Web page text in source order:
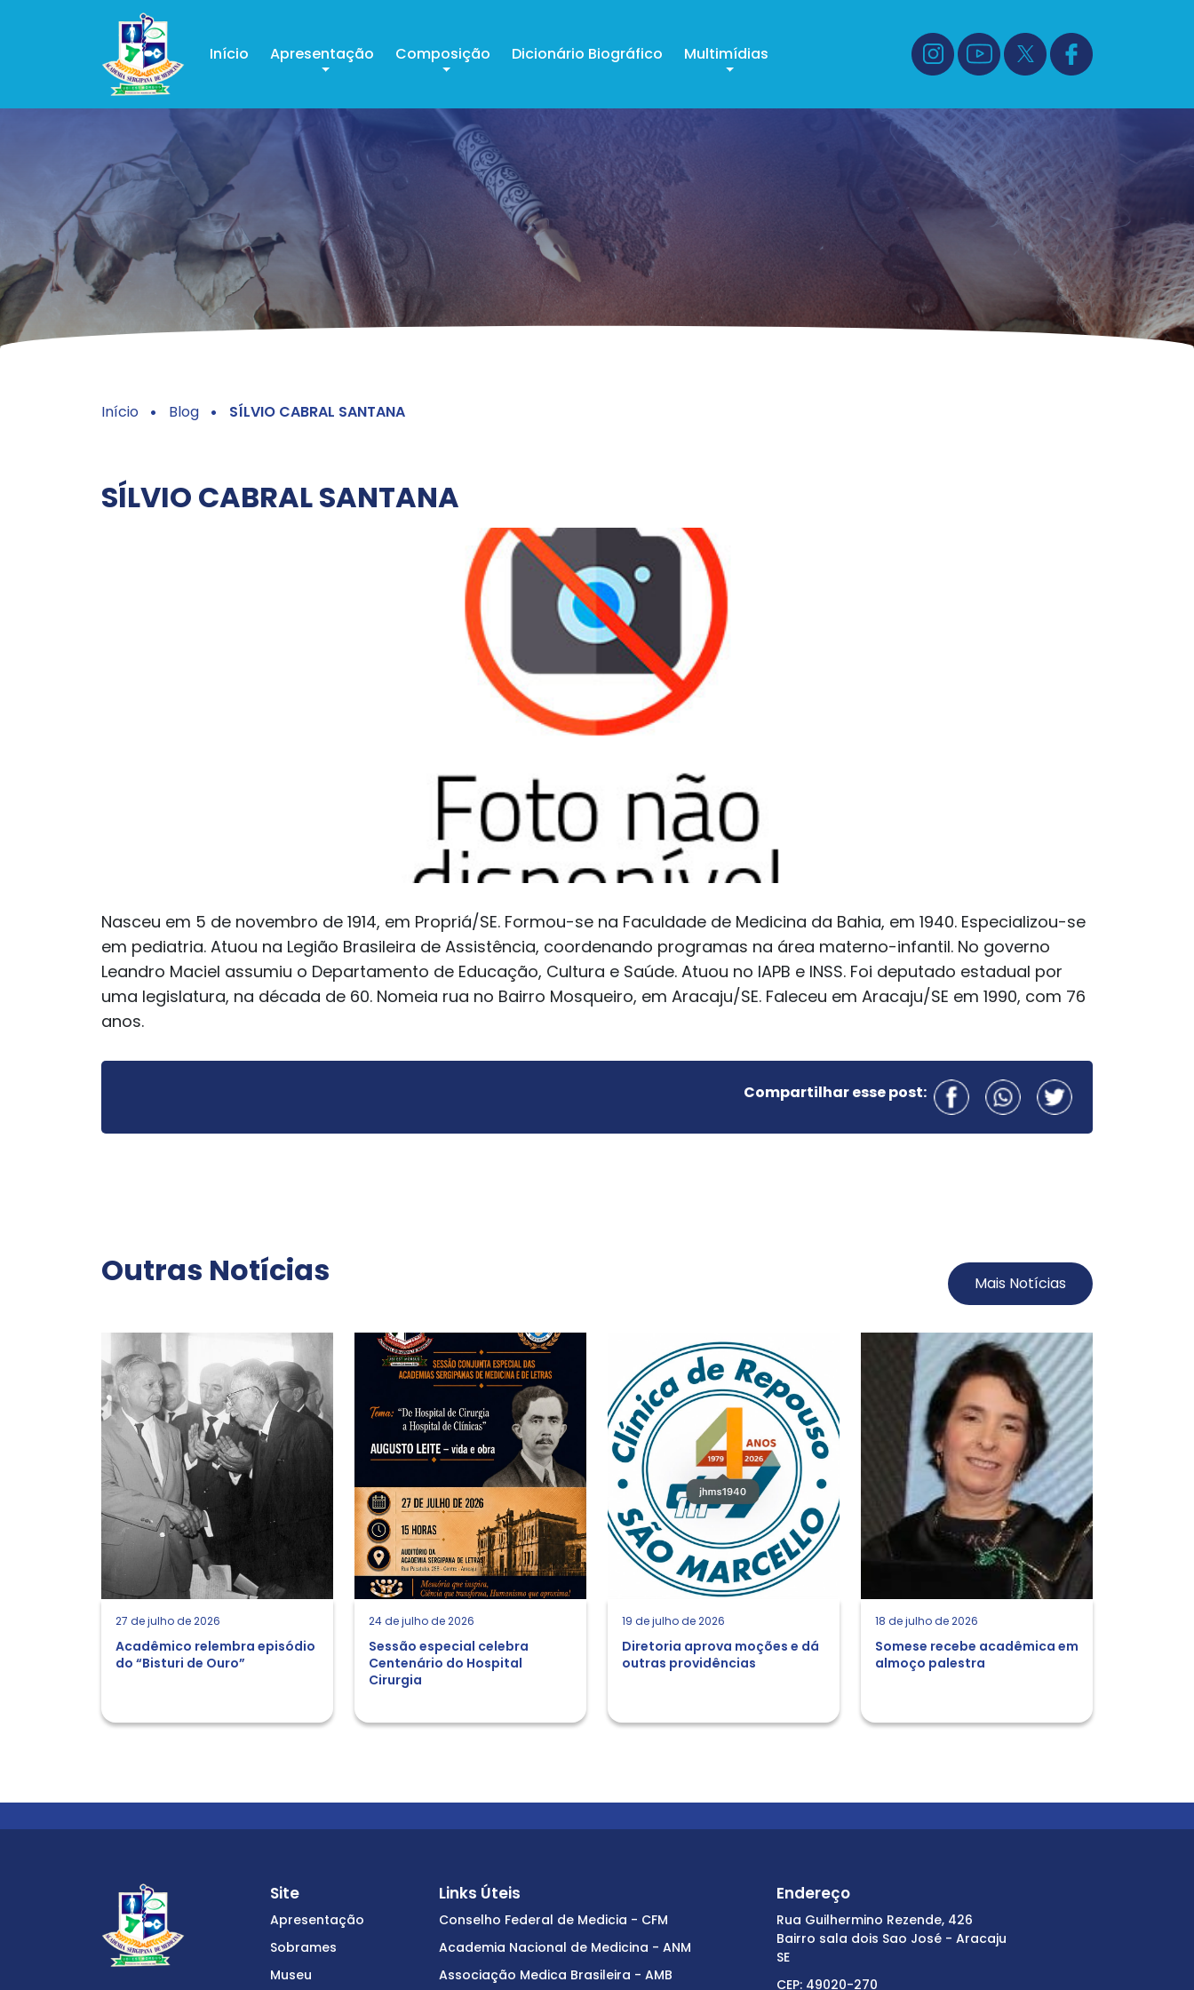
Início Apresentação Composição Dicionário Biográfico Multimídias
Início Blog SÍLVIO CABRAL SANTANA
SÍLVIO CABRAL SANTANA
Nasceu em 5 de novembro de 1914, em Propriá/SE. Formou-se na Faculdade de Medicina da Bahia, em 1940. Especializou-se
em pediatria. Atuou na Legião Brasileira de Assistência, coordenando programas na área materno-infantil. No governo
Leandro Maciel assumiu o Departamento de Educação, Cultura e Saúde. Atuou no IAPB e INSS. Foi deputado estadual por
uma legislatura, na década de 60. Nomeia rua no Bairro Mosqueiro, em Aracaju/SE. Faleceu em Aracaju/SE em 1990, com 76
anos.
Compartilhar esse post:
Outras Notícias Mais Notícias
27 de julho de 2026
Acadêmico relembra episódio
do “Bisturi de Ouro”
24 de julho de 2026
Sessão especial celebra
Centenário do Hospital
Cirurgia
19 de julho de 2026
Diretoria aprova moções e dá
outras providências
18 de julho de 2026
Somese recebe acadêmica em
almoço palestra
Site
Apresentação
Sobrames
Museu
Links Úteis
Conselho Federal de Medicia - CFM
Academia Nacional de Medicina - ANM
Associação Medica Brasileira - AMB
Endereço
Rua Guilhermino Rezende, 426
Bairro sala dois Sao José - Aracaju
SE
CEP: 49020-270